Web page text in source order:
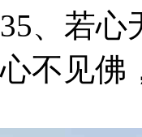
35、若心
心不见佛